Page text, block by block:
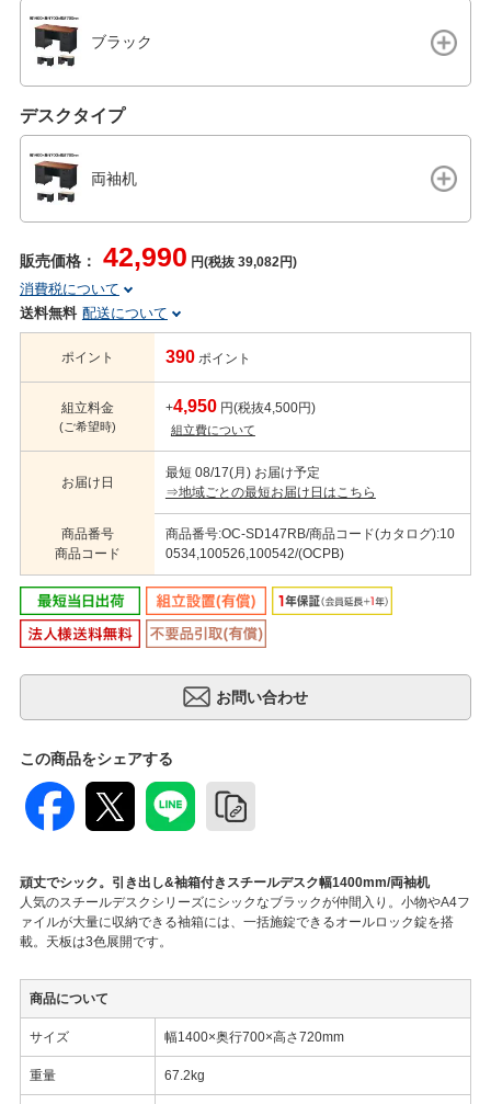
ブラック
デスクタイプ
両袖机
販売価格： 42,990 円(税抜 39,082円)
消費税について
送料無料 配送について
ポイント 390 ポイント
組立料金
(ご希望時)
+4,950 円(税抜4,500円)
組立費について
お届け日
最短 08/17(月) お届け予定
⇒地域ごとの最短お届け日はこちら
商品番号
商品コード
商品番号:OC-SD147RB/商品コード(カタログ):10
0534,100526,100542/(OCPB)
この商品をシェアする
頑丈でシック。引き出し&袖箱付きスチールデスク幅1400mm/両袖机
人気のスチールデスクシリーズにシックなブラックが仲間入り。小物やA4フ
ァイルが大量に収納できる袖箱には、一括施錠できるオールロック錠を搭
載。天板は3色展開です。
商品について
サイズ 幅1400×奥行700×高さ720mm
重量 67.2kg